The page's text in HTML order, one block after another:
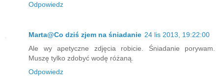
Odpowiedz
Marta@Co dziś zjem na śniadanie 24 lis 2013, 19:22:00
Ale wy apetyczne zdjęcia robicie. Śniadanie porywam.
Muszę tylko zdobyć wodę różaną.
Odpowiedz